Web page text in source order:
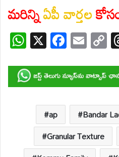
మరిన్నిఏపీ వార్తల
W
h
at
s
A
p
p
X F
ac
e
b
o
o
k
E
m
ail
C
o
p
y
Li
n
k
ap Bandar
Granular Texture